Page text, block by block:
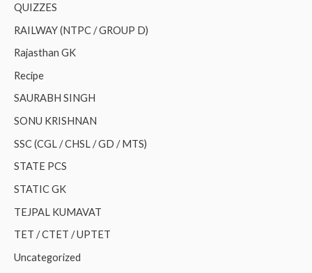
QUIZZES
RAILWAY (NTPC / GROUP D)
Rajasthan GK
Recipe
SAURABH SINGH
SONU KRISHNAN
SSC (CGL / CHSL / GD / MTS)
STATE PCS
STATIC GK
TEJPAL KUMAVAT
TET / CTET / UPTET
Uncategorized